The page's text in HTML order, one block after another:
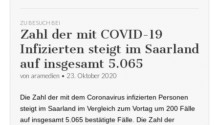
ZU BESUCH BEI
Zahl der mit COVID-19
Infizierten steigt im Saarland
auf insgesamt 5.065
von aramedien • 23. Oktober 2020
Die Zahl der mit dem Coronavirus infizierten Personen
steigt im Saarland im Vergleich zum Vortag um 200 Fälle
auf insgesamt 5.065 bestätigte Fälle. Die Zahl der